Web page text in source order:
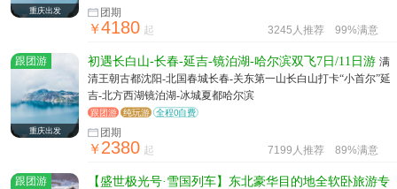
重庆出发
漏！团期
￥4180 起 3245人推荐 99%满意
跟团游
重庆出发
初遇长白山-长春-延吉-镜泊湖-哈尔滨双飞7日/11日游 满
清王朝古都沈阳-北国春城长春-关东第一山长白山打卡“小首尔”延
吉-北方西湖镜泊湖-冰城夏都哈尔滨
跟团游 纯玩游 全程0自费
团期
￥2380 起 7199人推荐 89%满意
跟团游
【盛世极光号·雪国列车】东北豪华目的地全软卧旅游专